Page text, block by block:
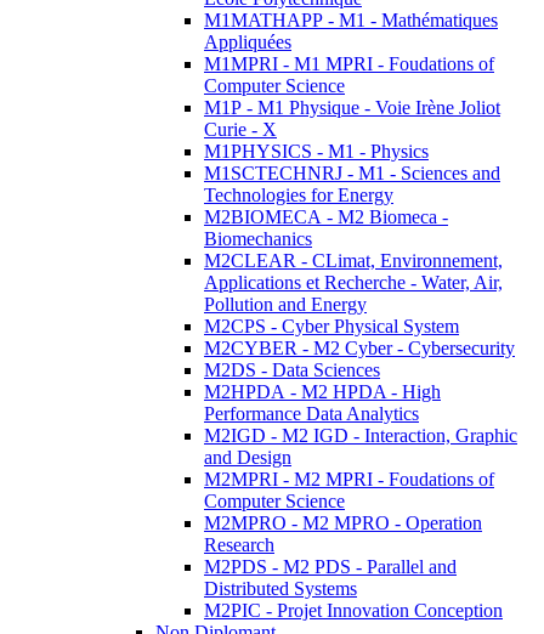
M1MATHAPP - M1 - Mathématiques
Appliquées
M1MPRI - M1 MPRI - Foudations of
Computer Science
M1P - M1 Physique - Voie Irène Joliot
Curie - X
M1PHYSICS - M1 - Physics
M1SCTECHNRJ - M1 - Sciences and
Technologies for Energy
M2BIOMECA - M2 Biomeca -
Biomechanics
M2CLEAR - CLimat, Environnement,
Applications et Recherche - Water, Air,
Pollution and Energy
M2CPS - Cyber Physical System
M2CYBER - M2 Cyber - Cybersecurity
M2DS - Data Sciences
M2HPDA - M2 HPDA - High
Performance Data Analytics
M2IGD - M2 IGD - Interaction, Graphic
and Design
M2MPRI - M2 MPRI - Foudations of
Computer Science
M2MPRO - M2 MPRO - Operation
Research
M2PDS - M2 PDS - Parallel and
Distributed Systems
M2PIC - Projet Innovation Conception